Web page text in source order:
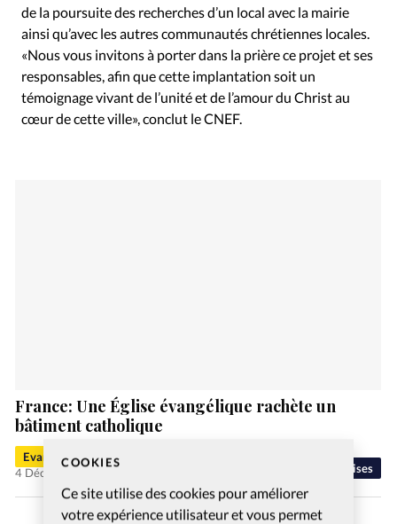
COOKIES
Ce site utilise des cookies pour améliorer
votre expérience utilisateur et vous permet
de la poursuite des recherches d’un local avec la mairie
ainsi qu’avec les autres communautés chrétiennes locales.
«Nous vous invitons à porter dans la prière ce projet et ses
responsables, afin que cette implantation soit un
témoignage vivant de l’unité et de l’amour du Christ au
cœur de cette ville», conclut le CNEF.
Eglises
France: Une Église évangélique rachète un
bâtiment catholique
Evangéliques.info
4 Déc 2023